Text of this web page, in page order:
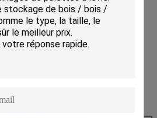
rayonnages à levier varie de 600 à